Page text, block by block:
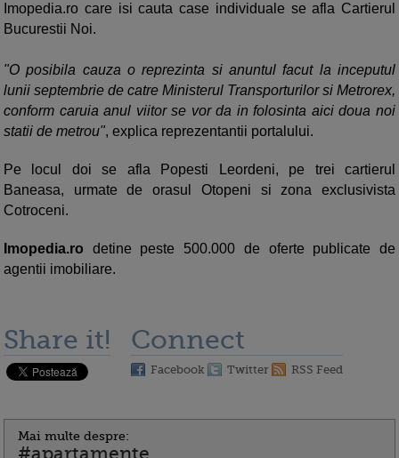
Imopedia.ro care isi cauta case individuale se afla Cartierul
Bucurestii Noi.
"O posibila cauza o reprezinta si anuntul facut la inceputul
lunii septembrie de catre Ministerul Transporturilor si Metrorex,
conform caruia anul viitor se vor da in folosinta aici doua noi
statii de metrou", explica reprezentantii portalului.
Pe locul doi se afla Popesti Leordeni, pe trei cartierul
Baneasa, urmate de orasul Otopeni si zona exclusivista
Cotroceni.
Imopedia.ro detine peste 500.000 de oferte publicate de
agentii imobiliare.
Share it! Connect
Facebook Twitter RSS Feed
Mai multe despre:
#apartamente